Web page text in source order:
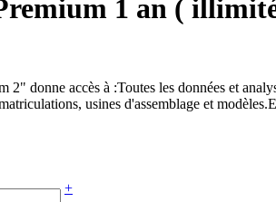
1 an (
2" donne accès à :Toutes les données et
usines d'assemblage et
+